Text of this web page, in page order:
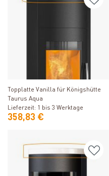
Produkt ansehen
Topplatte Vanilla für Königshütte
Taurus Aqua
Lieferzeit: 1 bis 3 Werktage
358,83 €